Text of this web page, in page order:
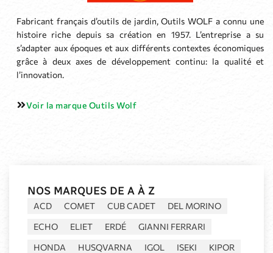
Fabricant français d’outils de jardin, Outils WOLF a connu une
histoire riche depuis sa création en 1957. L’entreprise a su
s’adapter aux époques et aux différents contextes économiques
grâce à deux axes de développement continu: la qualité et
l’innovation.
Voir la marque Outils Wolf
NOS MARQUES DE A À Z
ACD COMET CUB CADET
DEL MORINO
ECHO
ELIET ERDÉ
GIANNI FERRARI
HONDA
HUSQVARNA IGOL ISEKI
KIPOR